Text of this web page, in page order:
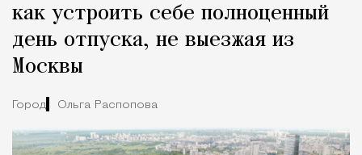
как устроить себе полноценный
день отпуска, не выезжая из
Москвы
Город Ольга Распопова